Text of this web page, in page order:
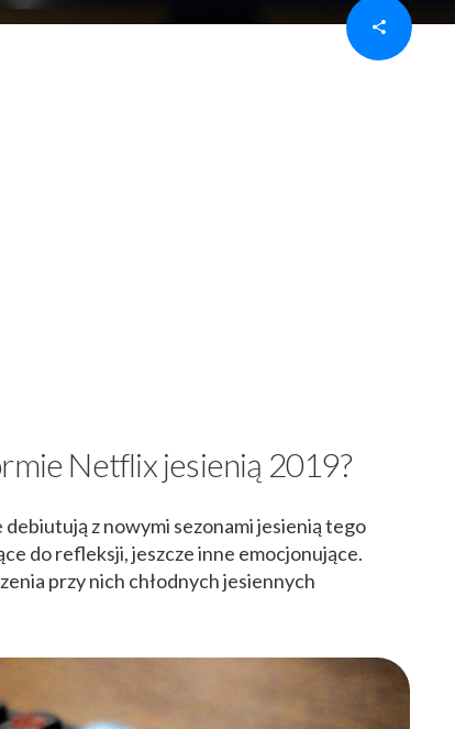
Netflix jesienią 2019?
z nowymi sezonami jesienią tego
do refleksji, jeszcze inne emocjonujące.
przy nich chłodnych jesiennych